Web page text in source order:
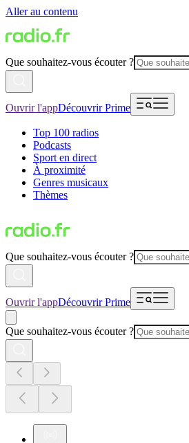
Aller au contenu
Que souhaitez-vous écouter ?
Ouvrir l'appDécouvrir Prime
Top 100 radios
Podcasts
Sport en direct
À proximité
Genres musicaux
Thèmes
Que souhaitez-vous écouter ?
Ouvrir l'appDécouvrir Prime
Que souhaitez-vous écouter ?